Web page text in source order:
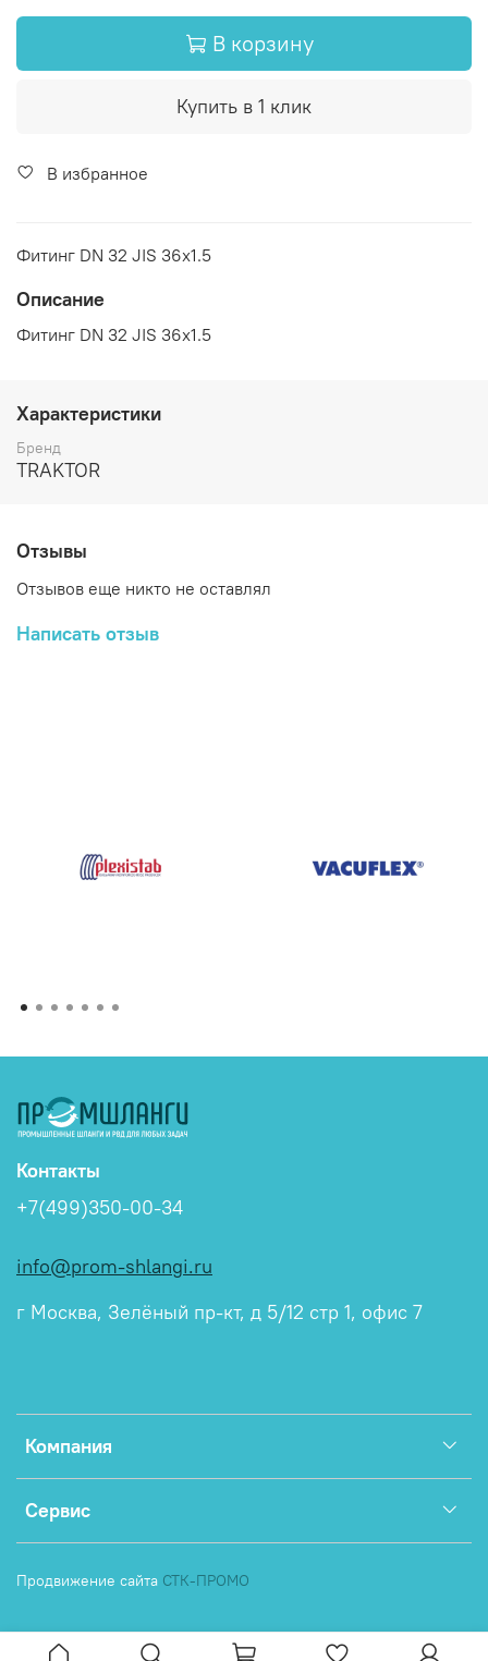
В корзину
Купить в 1 клик
В избранное
Фитинг DN 32 JIS 36x1.5
Описание
Фитинг DN 32 JIS 36x1.5
Характеристики
Бренд
TRAKTOR
Отзывы
Отзывов еще никто не оставлял
Написать отзыв
Компания
Сервис
Контакты
+7(499)350-00-34
info@prom-shlangi.ru
г Москва, Зелёный пр-кт, д 5/12 стр 1, офис 7
Продвижение сайта СТК-ПРОМО